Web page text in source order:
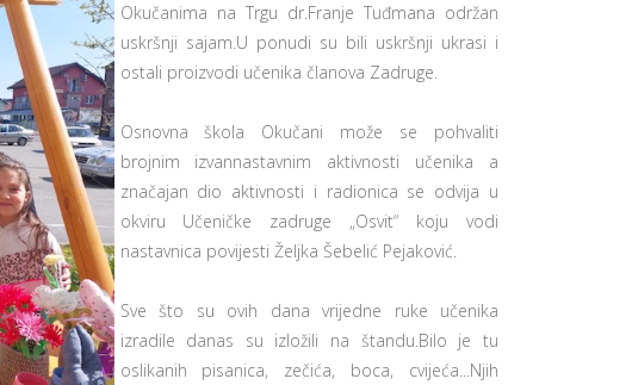
Okučanima na Trgu dr.Franje Tuđmana održan
uskršnji sajam.U ponudi su bili uskršnji ukrasi i
ostali proizvodi učenika članova Zadruge.
Osnovna škola Okučani može se pohvaliti
brojnim izvannastavnim aktivnosti učenika a
značajan dio aktivnosti i radionica se odvija u
okviru Učeničke zadruge „Osvit“ koju vodi
nastavnica povijesti Željka Šebelić Pejaković.
Sve što su ovih dana vrijedne ruke učenika
izradile danas su izložili na štandu.Bilo je tu
oslikanih pisanica, zečića, boca, cvijeća...Njih